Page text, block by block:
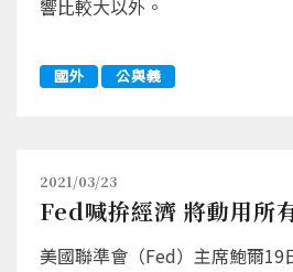
響比較大以外。
國外 公與義
2021/03/23
Fed喊拚經濟 將動用所
美國聯準會（Fed）主席鮑爾19